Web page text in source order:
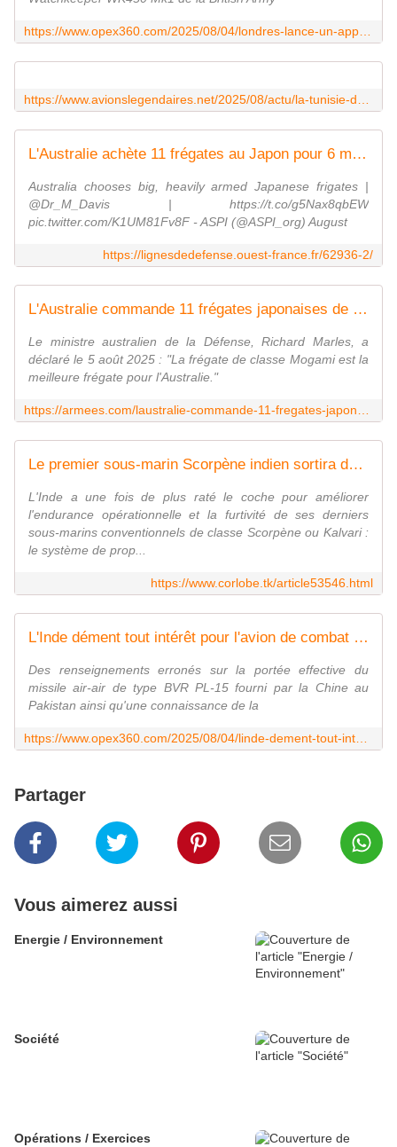
L'Australie achète 11 frégates au Japon pour 6 milliards de dollars
Australia chooses big, heavily armed Japanese frigates |
@Dr_M_Davis | https://t.co/g5Nax8qbEW
pic.twitter.com/K1UM81Fv8F - ASPI (@ASPI_org) August
https://lignesdedefense.ouest-france.fr/62936-2/
L'Australie commande 11 frégates japonaises de classe Mogami
Le ministre australien de la Défense, Richard Marles, a
déclaré le 5 août 2025 : "La frégate de classe Mogami est la
meilleure frégate pour l'Australie."
Le premier sous-marin Scorpène indien sortira de rénovation sans propulsion anaérobie
L'Inde a une fois de plus raté le coche pour améliorer
l'endurance opérationnelle et la furtivité de ses derniers
sous-marins conventionnels de classe Scorpène ou Kalvari :
le système de prop...
https://www.corlobe.tk/article53546.html
L'Inde dément tout intérêt pour l'avion de combat sud-coréen KF-21 Boramae - Zone Militaire
Des renseignements erronés sur la portée effective du
missile air-air de type BVR PL-15 fourni par la Chine au
Pakistan ainsi qu'une connaissance de la
Partager
Vous aimerez aussi
Energie / Environnement
Société
Opérations / Exercices